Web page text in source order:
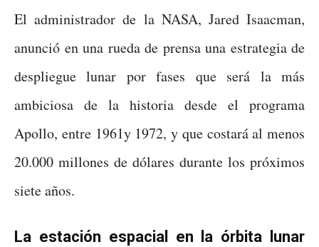
El administrador de la NASA, Jared Isaacman,
anunció en una rueda de prensa una estrategia de
despliegue lunar por fases que será la más
ambiciosa de la historia desde el programa
Apollo, entre 1961y 1972, y que costará al menos
20.000 millones de dólares durante los próximos
siete años.
La estación espacial en la órbita lunar